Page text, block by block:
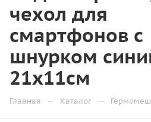
чехол для
смартфонов с
шнурком
21х11см
Главная — Каталог —